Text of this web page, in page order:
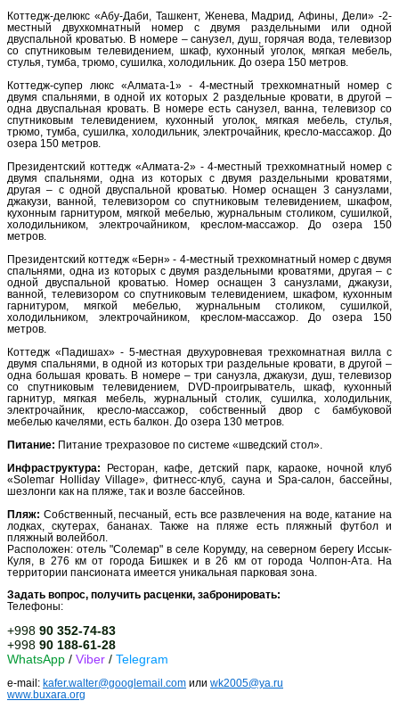
Коттедж-делюкс «Абу-Даби, Ташкент, Женева, Мадрид, Афины, Дели» -2-
местный двухкомнатный номер с двумя раздельными или одной
двуспальной кроватью. В номере – санузел, душ, горячая вода, телевизор
со спутниковым телевидением, шкаф, кухонный уголок, мягкая мебель,
стулья, тумба, трюмо, сушилка, холодильник. До озера 150 метров.
Коттедж-супер люкс «Алмата-1» - 4-местный трехкомнатный номер с
двумя спальнями, в одной их которых 2 раздельные кровати, в другой –
одна двуспальная кровать. В номере есть санузел, ванна, телевизор со
спутниковым телевидением, кухонный уголок, мягкая мебель, стулья,
трюмо, тумба, сушилка, холодильник, электрочайник, кресло-массажор. До
озера 150 метров.
Президентский коттедж «Алмата-2» - 4-местный трехкомнатный номер с
двумя спальнями, одна из которых с двумя раздельными кроватями,
другая – с одной двуспальной кроватью. Номер оснащен 3 санузлами,
джакузи, ванной, телевизором со спутниковым телевидением, шкафом,
кухонным гарнитуром, мягкой мебелью, журнальным столиком, сушилкой,
холодильником, электрочайником, креслом-массажор. До озера 150
метров.
Президентский коттедж «Берн» - 4-местный трехкомнатный номер с двумя
спальнями, одна из которых с двумя раздельными кроватями, другая – с
одной двуспальной кроватью. Номер оснащен 3 санузлами, джакузи,
ванной, телевизором со спутниковым телевидением, шкафом, кухонным
гарнитуром, мягкой мебелью, журнальным столиком, сушилкой,
холодильником, электрочайником, креслом-массажор. До озера 150
метров.
Коттедж «Падишах» - 5-местная двухуровневая трехкомнатная вилла с
двумя спальнями, в одной из которых три раздельные кровати, в другой –
одна большая кровать. В номере – три санузла, джакузи, душ, телевизор
со спутниковым телевидением, DVD-проигрыватель, шкаф, кухонный
гарнитур, мягкая мебель, журнальный столик, сушилка, холодильник,
электрочайник, кресло-массажор, собственный двор с бамбуковой
мебелью качелями, есть балкон. До озера 130 метров.
Питание: Питание трехразовое по системе «шведский стол».
Инфраструктура: Ресторан, кафе, детский парк, караоке, ночной клуб
«Solemar Holliday Village», фитнесс-клуб, сауна и Spa-салон, бассейны,
шезлонги как на пляже, так и возле бассейнов.
Пляж: Собственный, песчаный, есть все развлечения на воде, катание на
лодках, скутерах, бананах. Также на пляже есть пляжный футбол и
пляжный волейбол.
Расположен: отель "Солемар" в селе Корумду, на северном берегу Иссык-
Куля, в 276 км от города Бишкек и в 26 км от города Чолпон-Ата. На
территории пансионата имеется уникальная парковая зона.
Задать вопрос, получить расценки, забронировать:
Телефоны:
+998 90 352-74-83
+998 90 188-61-28
WhatsApp / Viber / Telegram
e-mail: kafer.walter@googlemail.com или wk2005@ya.ru
www.buxara.org